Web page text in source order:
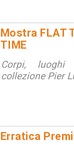
Mostra FLAT
TIME
Corpi,
collezione Pier
Erratica